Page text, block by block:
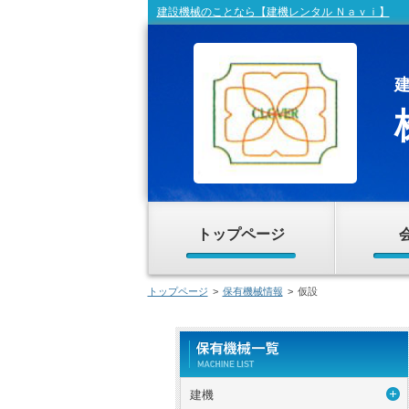
建設機械のことなら【建機レンタル Ｎａｖｉ】
トップページ
トップページ > 保有機械情報 > 仮設
建機